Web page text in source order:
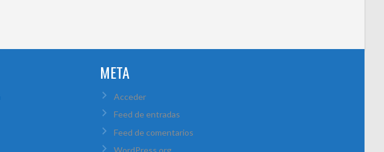
META
Acceder
Feed de entradas
Feed de comentarios